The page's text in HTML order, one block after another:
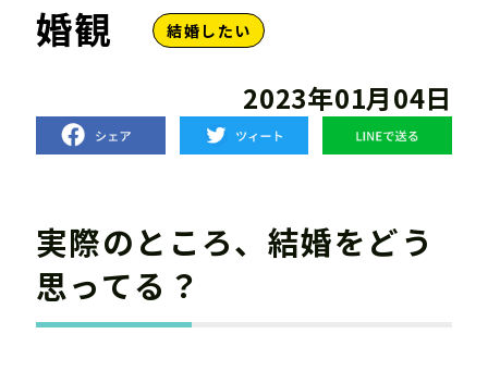
婚観
結婚したい
2023年01月04日
実際のところ、結婚をどう
思ってる？